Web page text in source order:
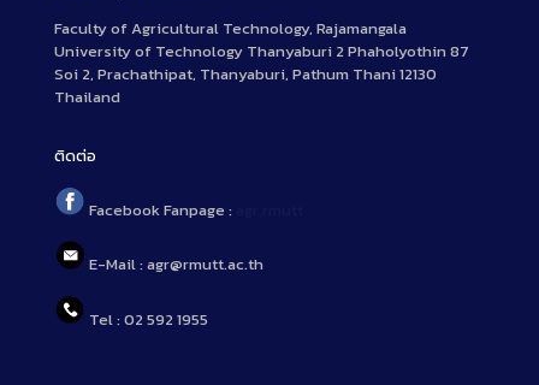
Faculty of Agricultural Technology, Rajamangala
University of Technology Thanyaburi 2 Phaholyothin 87
Soi 2, Prachathipat, Thanyaburi, Pathum Thani 12130
Thailand
ติดต่อ
Facebook Fanpage :
E-Mail : agr@rmutt.ac.th
Tel : 02 592 1955